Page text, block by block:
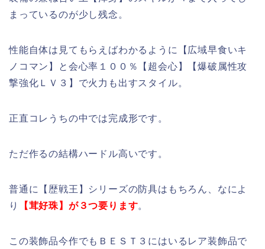
まっているのが少し残念。
性能自体は見てもらえばわかるように【広域早食いキ
ノコマン】と会心率１００％【超会心】【爆破属性攻
撃強化ＬＶ３】で火力も出すスタイル。
正直コレうちの中では完成形です。
ただ作るの結構ハードル高いです。
普通に【歴戦王】シリーズの防具はもちろん、なによ
り
【茸好珠】が３つ要ります。
この装飾品今作でもＢＥＳＴ３にはいるレア装飾品で